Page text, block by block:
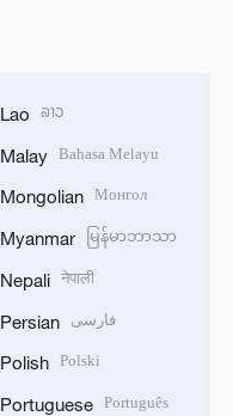
Lao ລາວ
Malay Bahasa Melayu
Mongolian Монгол
Myanmar မြန်မာဘာသာ
Nepali नेपाली
Persian فارسی
Polish Polski
Portuguese Português